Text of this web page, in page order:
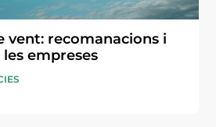
vent: recomanacions i
empreses